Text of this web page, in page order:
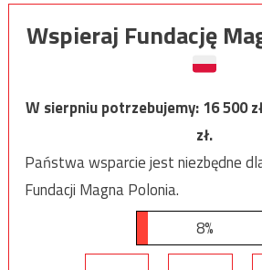
Wspieraj Fundację
W sierpniu potrzebujemy:16 500
zł.
Państwa wsparcie jest niezbędne
Fundacji Magna Polonia.
8%